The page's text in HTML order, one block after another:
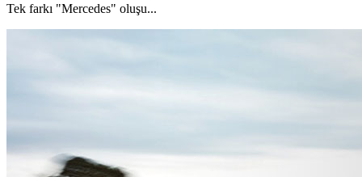
Tek farkı "Mercedes" oluşu...